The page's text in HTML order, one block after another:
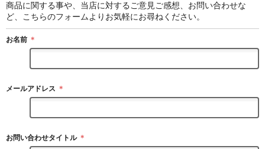
商品に関する事や、当店に対するご意見ご感想、お問い合わせな
ど、こちらのフォームよりお気軽にお尋ねください。
お名前 ＊
メールアドレス ＊
お問い合わせタイトル ＊